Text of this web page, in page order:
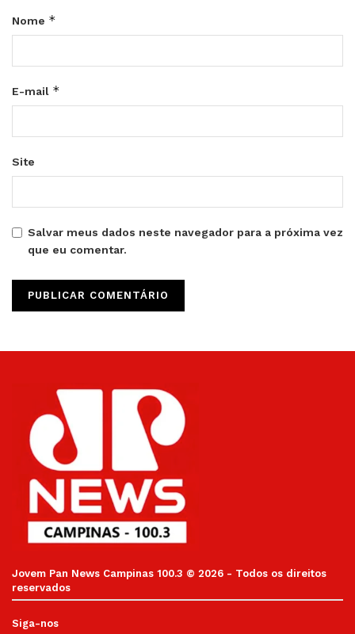
Nome *
E-mail *
Site
Salvar meus dados neste navegador para a próxima vez
que eu comentar.
Jovem Pan News Campinas 100.3 © 2026 - Todos os direitos
reservados
Siga-nos